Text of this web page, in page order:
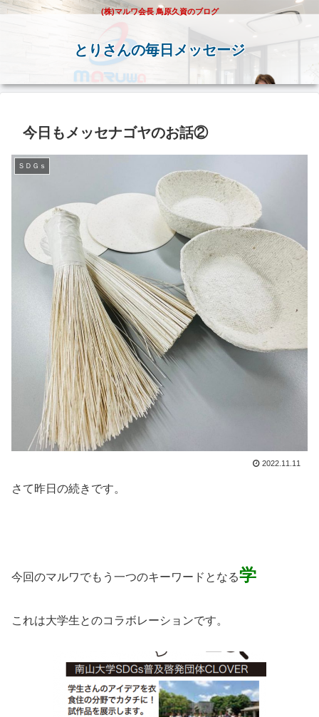
(株)マルワ会長 鳥原久資のブログ
とりさんの毎日メッセージ
今日もメッセナゴヤのお話②
ＳＤＧｓ
2022.11.11
さて昨日の続きです。
今回のマルワでもう一つのキーワードとなる学
これは大学生とのコラボレーションです。